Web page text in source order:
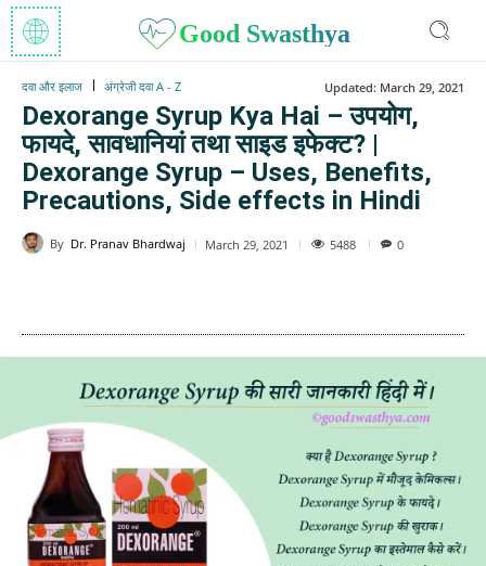
Good Swasthya
दवा और इलाज अंग्रेजी दवा A - Z Updated: March 29, 2021
Dexorange Syrup Kya Hai – उपयोग,
फायदे, सावधानियां तथा साइड इफेक्ट? |
Dexorange Syrup – Uses, Benefits,
Precautions, Side effects in Hindi
By Dr. Pranav Bhardwaj March 29, 2021 5488 0